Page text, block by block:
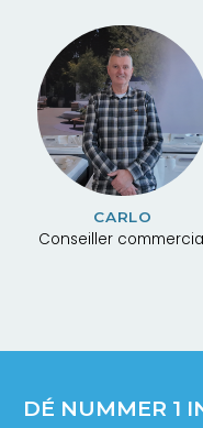
CARLO
Conseiller
DÉ NUMMER 1